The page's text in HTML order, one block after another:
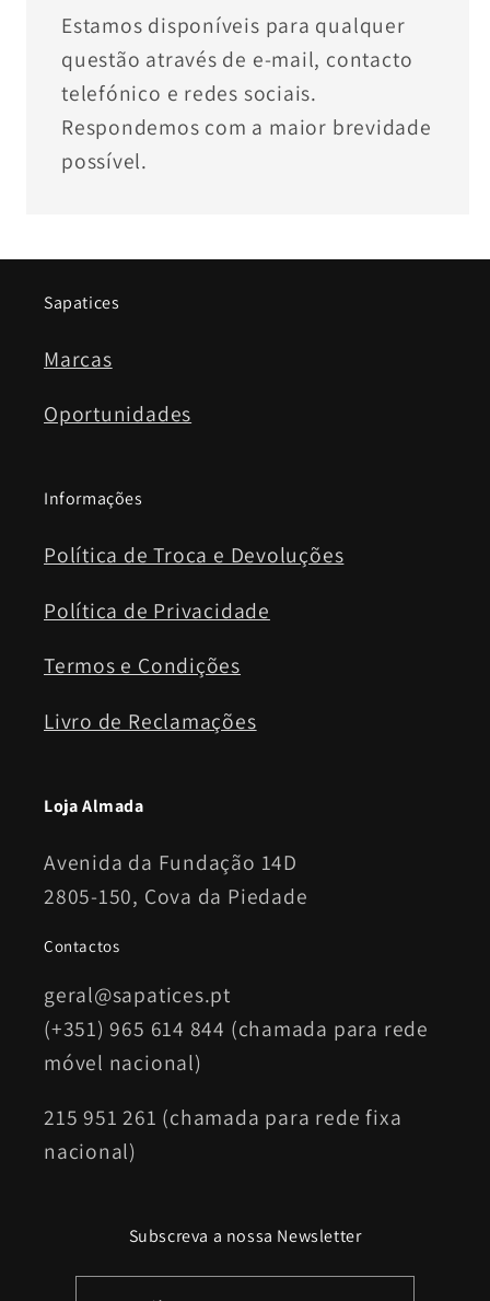
Estamos disponíveis para qualquer
questão através de e-mail, contacto
telefónico e redes sociais.
Respondemos com a maior brevidade
possível.
Sapatices
Marcas
Oportunidades
Informações
Política de Troca e Devoluções
Política de Privacidade
Termos e Condições
Livro de Reclamações
Loja Almada
Avenida da Fundação 14D
2805-150, Cova da Piedade
Contactos
geral@sapatices.pt
(+351) 965 614 844 (chamada para rede
móvel nacional)
215 951 261 (chamada para rede fixa
nacional)
Subscreva a nossa Newsletter